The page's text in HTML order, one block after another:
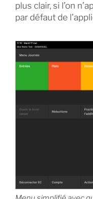
plus clair, si l’on
par défaut de